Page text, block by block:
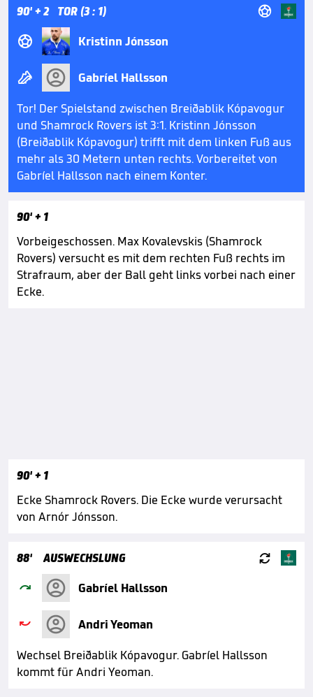
90'+ 2 TOR (3 : 1) 
 Kristinn Jónsson

Gabríel Hallsson
Tor! Der Spielstand zwischen Breiðablik Kópavogur
und Shamrock Rovers ist 3:1. Kristinn Jónsson
(Breiðablik Kópavogur) trifft mit dem linken Fuß aus
mehr als 30 Metern unten rechts. Vorbereitet von
Gabríel Hallsson nach einem Konter.
90'+ 1
Vorbeigeschossen. Max Kovalevskis (Shamrock
Rovers) versucht es mit dem rechten Fuß rechts im
Strafraum, aber der Ball geht links vorbei nach einer
Ecke.
90'+ 1
Ecke Shamrock Rovers. Die Ecke wurde verursacht
von Arnór Jónsson.
88' AUSWECHSLUNG 
 Gabríel Hallsson

Andri Yeoman
Wechsel Breiðablik Kópavogur. Gabríel Hallsson
kommt für Andri Yeoman.